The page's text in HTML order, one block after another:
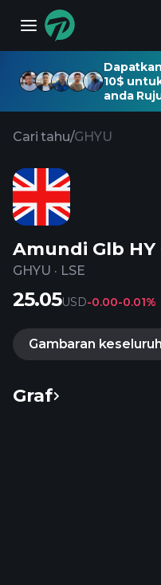
10$
anda
Cari tahu/GHYU
Amundi Glb HY
GHYU · LSE
25.05USD-0.00-0.01%
Gambaran
Graf